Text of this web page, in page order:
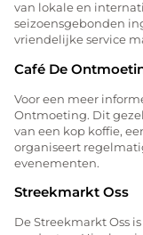
van lokale en
seizoensgebonden
vriendelijke service
Café De
Voor een meer
Ontmoeting. Dit
van een kop koffie,
organiseert
evenementen.
Streekmarkt Oss
De Streekmarkt Oss